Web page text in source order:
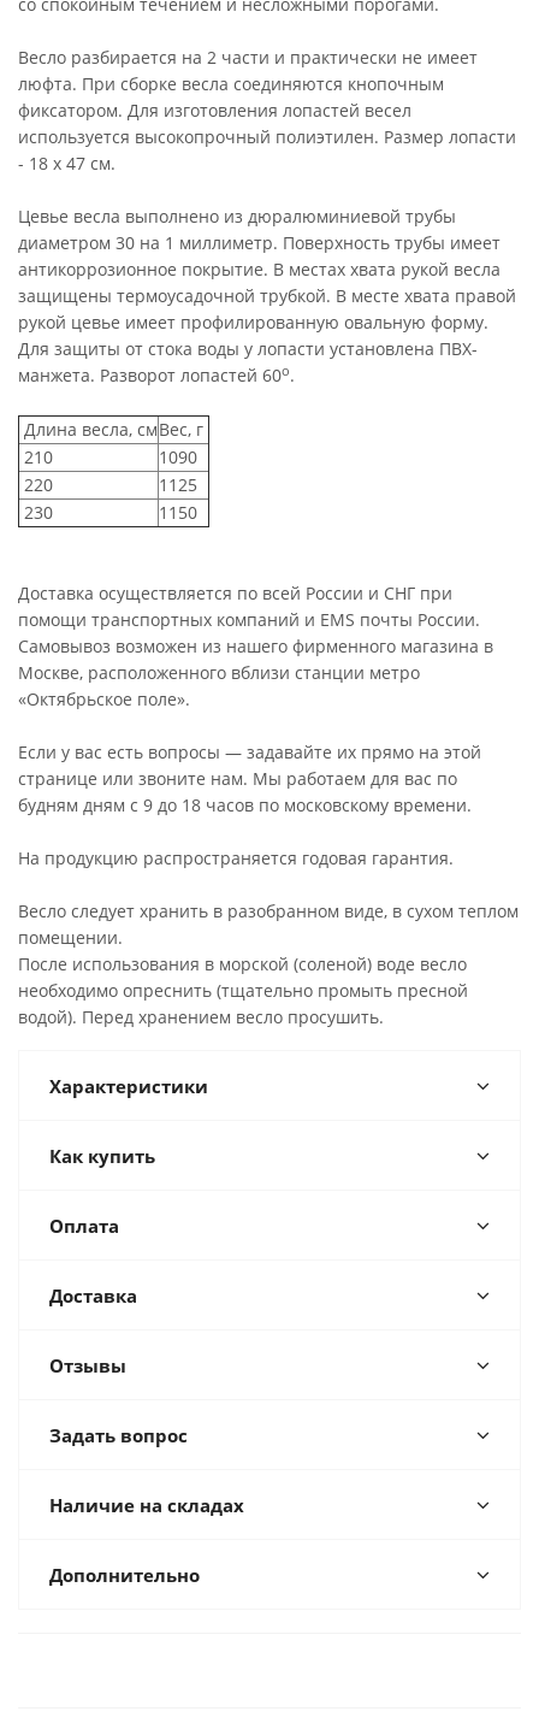
Весло разбирается на 2 части и практически не имеет
люфта. При сборке весла соединяются кнопочным
фиксатором. Для изготовления лопастей весел
используется высокопрочный полиэтилен. Размер лопасти
- 18 х 47 см.
Цевье весла выполнено из дюралюминиевой трубы
диаметром 30 на 1 миллиметр. Поверхность трубы имеет
антикоррозионное покрытие. В местах хвата рукой весла
защищены термоусадочной трубкой. В месте хвата правой
рукой цевье имеет профилированную овальную форму.
Для защиты от стока воды у лопасти установлена ПВХ-
манжета. Разворот лопастей 60о.
Длина весла, смВес, г
210
1090
220
1125
230
1150
Доставка осуществляется по всей России и СНГ при
помощи транспортных компаний и EMS почты России.
Самовывоз возможен из нашего фирменного магазина в
Москве, расположенного вблизи станции метро
«Октябрьское поле».
Если у вас есть вопросы — задавайте их прямо на этой
странице или звоните нам. Мы работаем для вас по
будням дням с 9 до 18 часов по московскому времени.
На продукцию распространяется годовая гарантия.
Весло следует хранить в разобранном виде, в сухом теплом
помещении.
После использования в морской (соленой) воде весло
необходимо опреснить (тщательно промыть пресной
водой). Перед хранением весло просушить.
Характеристики
Как купить
Оплата
Доставка
Отзывы
Задать вопрос
Наличие на складах
Дополнительно